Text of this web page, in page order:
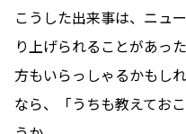
こうした出来事は、ニュ
り上げられることがあっ
方もいらっしゃるかもし
なら、「うちも教えてお